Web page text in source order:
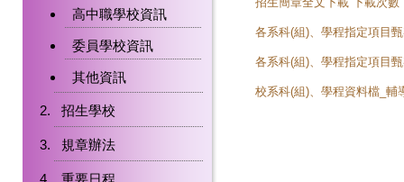
高中職學校資訊
委員學校資訊
其他資訊
招生學校
規章辦法
重要日程
各系科(組)、學程指定項目
各系科(組)、學程指定項目
校系科(組)、學程資料檔_輔